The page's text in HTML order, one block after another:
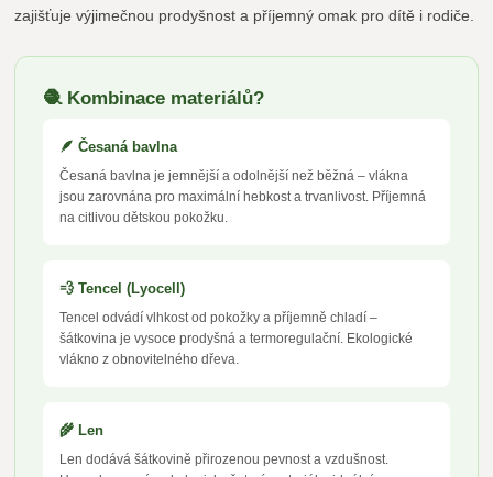
zajišťuje výjimečnou prodyšnost a příjemný omak pro dítě i rodiče.
🧶 Kombinace materiálů?
🪶 Česaná bavlna
Česaná bavlna je jemnější a odolnější než běžná – vlákna
jsou zarovnána pro maximální hebkost a trvanlivost. Příjemná
na citlivou dětskou pokožku.
💨 Tencel (Lyocell)
Tencel odvádí vlhkost od pokožky a příjemně chladí –
šátkovina je vysoce prodyšná a termoregulační. Ekologické
vlákno z obnovitelného dřeva.
🌾 Len
Len dodává šátkovině přirozenou pevnost a vzdušnost.